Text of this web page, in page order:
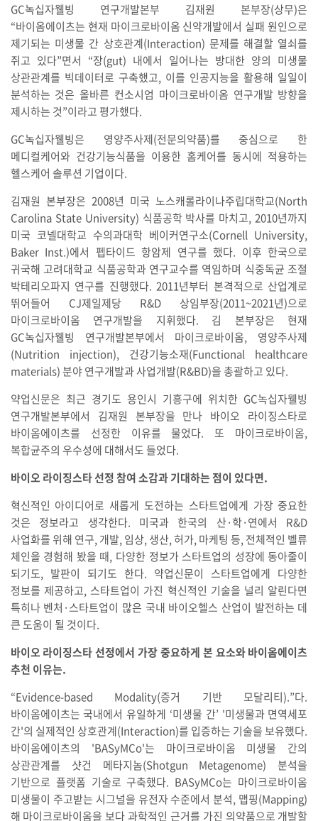
GC녹십자웰빙 연구개발본부 김재원 본부장(상무)은
“바이옴에이츠는 현재 마이크로바이옴 신약개발에서 실패 원인으로
제기되는 미생물 간 상호관계(Interaction) 문제를 해결할 열쇠를
쥐고 있다”면서 “장(gut) 내에서 일어나는 방대한 양의 미생물
상관관계를 빅데이터로 구축했고, 이를 인공지능을 활용해 일일이
분석하는 것은 올바른 컨소시엄 마이크로바이옴 연구개발 방향을
제시하는 것”이라고 평가했다.
GC녹십자웰빙은 영양주사제(전문의약품)를 중심으로 한
메디컬케어와 건강기능식품을 이용한 홈케어를 동시에 적용하는
헬스케어 솔루션 기업이다.
김재원 본부장은 2008년 미국 노스캐롤라이나주립대학교(North
Carolina State University) 식품공학 박사를 마치고, 2010년까지
미국 코넬대학교 수의과대학 베이커연구소(Cornell University,
Baker Inst.)에서 펩타이드 항암제 연구를 했다. 이후 한국으로
귀국해 고려대학교 식품공학과 연구교수를 역임하며 식중독균 조절
박테리오파지 연구를 진행했다. 2011년부터 본격적으로 산업계로
뛰어들어 CJ제일제당 R&D 상임부장(2011~2021년)으로
마이크로바이옴 연구개발을 지휘했다. 김 본부장은 현재
GC녹십자웰빙 연구개발본부에서 마이크로바이옴, 영양주사제
(Nutrition injection), 건강기능소재(Functional healthcare
materials) 분야 연구개발과 사업개발(R&BD)을 총괄하고 있다.
약업신문은 최근 경기도 용인시 기흥구에 위치한 GC녹십자웰빙
연구개발본부에서 김재원 본부장을 만나 바이오 라이징스타로
바이옴에이츠를 선정한 이유를 물었다. 또 마이크로바이옴,
복합균주의 우수성에 대해서도 들었다.
바이오 라이징스타 선정 참여 소감과 기대하는 점이 있다면.
혁신적인 아이디어로 새롭게 도전하는 스타트업에게 가장 중요한
것은 정보라고 생각한다. 미국과 한국의 산·학·연에서 R&D
사업화를 위해 연구, 개발, 임상, 생산, 허가, 마케팅 등, 전체적인 벨류
체인을 경험해 봤을 때, 다양한 정보가 스타트업의 성장에 동아줄이
되기도, 발판이 되기도 한다. 약업신문이 스타트업에게 다양한
정보를 제공하고, 스타트업이 가진 혁신적인 기술을 널리 알린다면
특히나 벤처·스타트업이 많은 국내 바이오헬스 산업이 발전하는 데
큰 도움이 될 것이다.
바이오 라이징스타 선정에서 가장 중요하게 본 요소와 바이옴에이츠
추천 이유는.
“Evidence-based Modality(증거 기반 모달리티).”다.
바이옴에이츠는 국내에서 유일하게 ‘미생물 간’ '미생물과 면역세포
간'의 실제적인 상호관계(Interaction)를 입증하는 기술을 보유했다.
바이옴에이츠의 'BASyMCo'는 마이크로바이옴 미생물 간의
상관관계를 샷건 메타지놈(Shotgun Metagenome) 분석을
기반으로 플랫폼 기술로 구축했다. BASyMCo는 마이크로바이옴
미생물이 주고받는 시그널을 유전자 수준에서 분석, 맵핑(Mapping)
해 마이크로바이옴을 보다 과학적인 근거를 가진 의약품으로 개발할